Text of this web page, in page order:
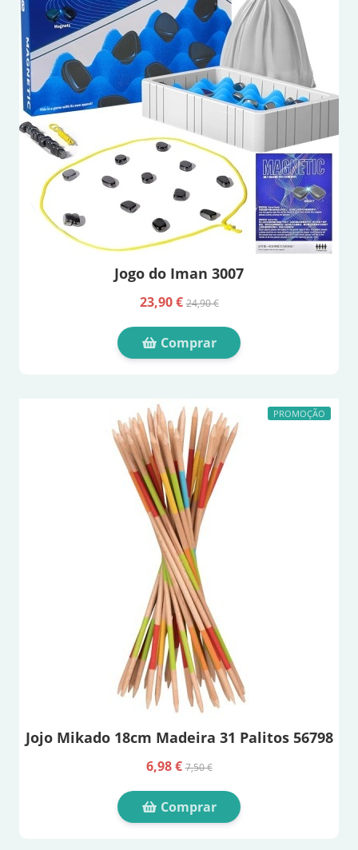
Jogo do Iman 3007
23,90 €24,90 €
Comprar
PROMOÇÃO
Jojo Mikado 18cm Madeira 31 Palitos 56798
6,98 €7,50 €
Comprar